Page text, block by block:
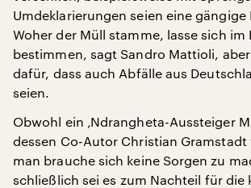
Umdeklarierungen seien eine gängige
Woher der Müll stamme, lasse sich im
bestimmen, sagt Sandro Mattioli,
dafür, dass auch Abfälle aus
seien.
Obwohl ein ‚Ndrangheta-Aussteiger
dessen Co-Autor Christian Gramstadt
man brauche sich keine Sorgen zu
schließlich sei es zum Nachteil für die